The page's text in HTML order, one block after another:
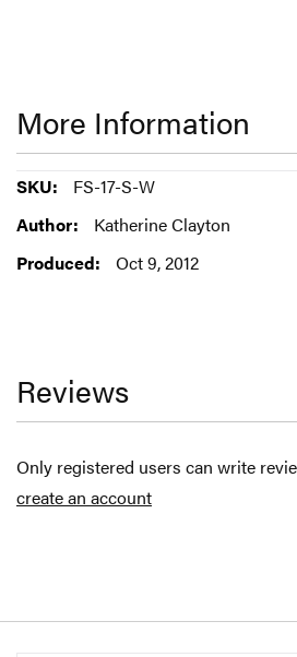
More Information
More
Information
FS-17-S-W
Katherine Clayton
Oct 9, 2012
Reviews
Only registered users can write
create an account